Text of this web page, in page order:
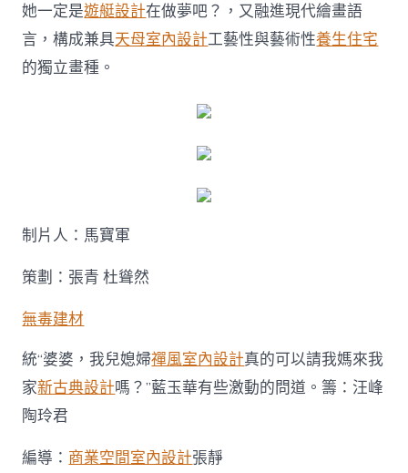
她一定是遊艇設計在做夢吧？，又融進現代繪畫語
言，構成兼具天母室內設計工藝性與藝術性養生住宅
的獨立畫種。
制片人：馬寶軍
策劃：張青 杜聳然
無毒建材
統“婆婆，我兒媳婦禪風室內設計真的可以請我媽來我
家新古典設計嗎？”藍玉華有些激動的問道。籌：汪峰
陶玲君
編導： 商業空間室內設計張靜